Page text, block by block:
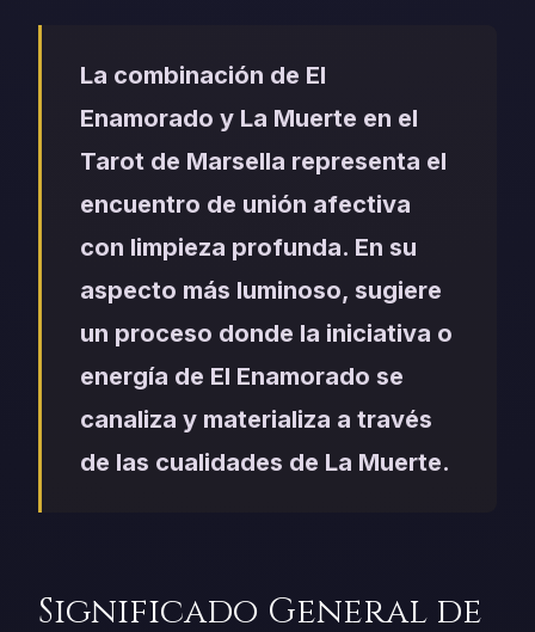
La combinación de El
Enamorado y La Muerte en el
Tarot de Marsella representa el
encuentro de unión afectiva
con limpieza profunda. En su
aspecto más luminoso, sugiere
un proceso donde la iniciativa o
energía de El Enamorado se
canaliza y materializa a través
de las cualidades de La Muerte.
Significado General de